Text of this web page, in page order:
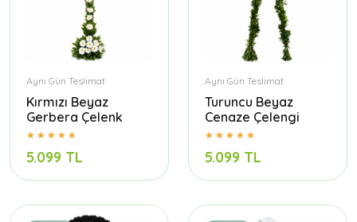
Aynı Gün Teslimat
Kırmızı Beyaz
Gerbera Çelenk
5.099 TL
Aynı Gün Teslimat
Turuncu Beyaz
Cenaze Çelengi
5.099 TL